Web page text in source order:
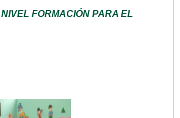
FORMACIÓN PARA EL